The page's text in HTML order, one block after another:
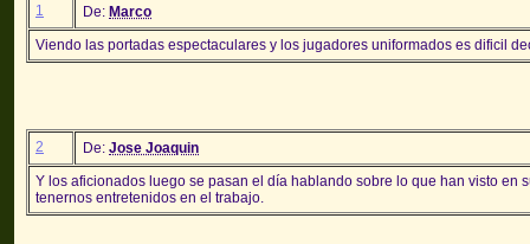
1 De: Marco
Viendo las portadas espectaculares y los jugadores uniformados es dificil
2 De: Jose Joaquin
Y los aficionados luego se pasan el día hablando sobre lo que han visto en
tenernos entretenidos en el trabajo.